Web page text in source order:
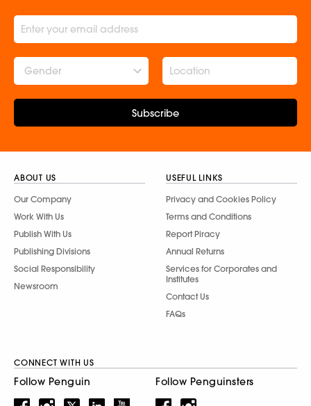
Gender
Subscribe
ABOUT US
Our Company
Work With Us
Publish With Us
Publishing Divisions
Social Responsibility
Newsroom
USEFUL LINKS
Privacy and Cookies Policy
Terms and Conditions
Report Piracy
Annual Returns
Services for Corporates and
Institutes
Contact Us
FAQs
CONNECT WITH US
Follow Penguin Follow Penguinsters